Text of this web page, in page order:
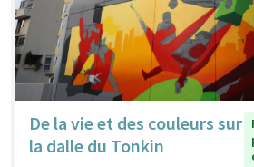
De la vie et des couleurs sur
la dalle du Tonkin